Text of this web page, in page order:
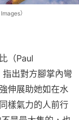
）
（Paul
出對方腳掌內彎
伸展助她如在水
樣氣力的人前行